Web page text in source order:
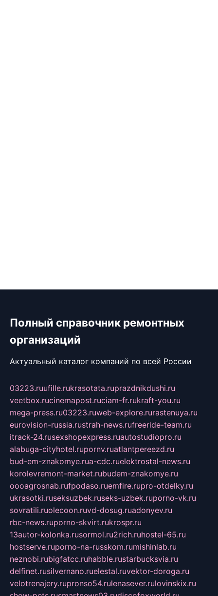
Полный справочник ремонтных
организаций
Актуальный каталог компаний по всей России
03223.ruufille.rukrasotata.ruprazdnikdushi.ru
veetbox.rucinemapost.ruciam-fr.rukraft-you.ru
mega-press.ru03223.ruweb-explore.rurastenuya.ru
eurovision-russia.rustrah-news.rufreeride-team.ru
itrack-24.rusexshopexpress.ruautostudiopro.ru
alabuga-cityhotel.rupornv.ruatlantpereezd.ru
bud-em-znakomye.rua-cdc.ruelektrostal-news.ru
korolevremont-market.rubudem-znakomye.ru
oooagrosnab.rufpodaso.ruemfire.rupro-otdelky.ru
ukrasotki.ruseksuzbek.ruseks-uzbek.ruporno-vk.ru
sovratili.ruolecoon.ruvd-dosug.ruadonyev.ru
rbc-news.ruporno-skvirt.rukrospr.ru
13autor-kolonka.rusormol.ru2rich.ruhostel-65.ru
hostserve.ruporno-na-russkom.rumishinlab.ru
neznobi.rubigfatcc.ruhabble.rustarbucksvia.ru
delfinet.rusilvernano.ruelestal.ruvektor-doroga.ru
velotrenajery.rupronso54.rulenasever.rulovinskix.ru